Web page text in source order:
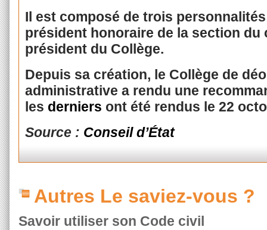
Il est composé de trois
président honoraire de la section du
président du Collège.
Depuis sa création, le Collège de
administrative a rendu une
les derniers ont été rendus le 22
Source : Conseil d’État
Autres Le saviez-vous ?
Savoir utiliser son Code civil